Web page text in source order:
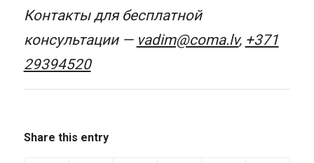
Контакты для бесплатной
консультации — vadim@coma.lv, +371
29394520
Share this entry